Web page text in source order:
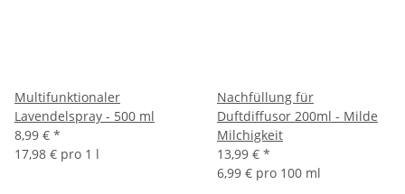
Multifunktionaler
Lavendelspray - 500 ml
8,99 € *
17,98 € pro 1 l
Nachfüllung für
Duftdiffusor 200ml - Milde
Milchigkeit
13,99 € *
6,99 € pro 100 ml